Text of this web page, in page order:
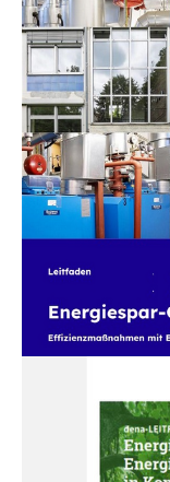
20.06.25
Energiespar-
Der dena-
(ESC) –
erfolgreich
Informationen
Vorbereitung,